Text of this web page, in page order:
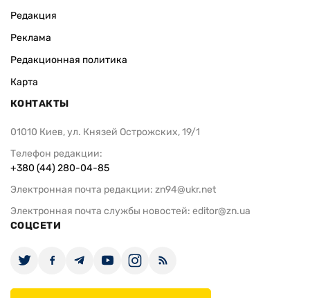
Редакция
Реклама
Редакционная политика
Карта
КОНТАКТЫ
01010 Киев, ул. Князей Острожских, 19/1
Телефон редакции:
+380 (44) 280-04-85
Электронная почта редакции: zn94@ukr.net
Электронная почта службы новостей: editor@zn.ua
СОЦСЕТИ